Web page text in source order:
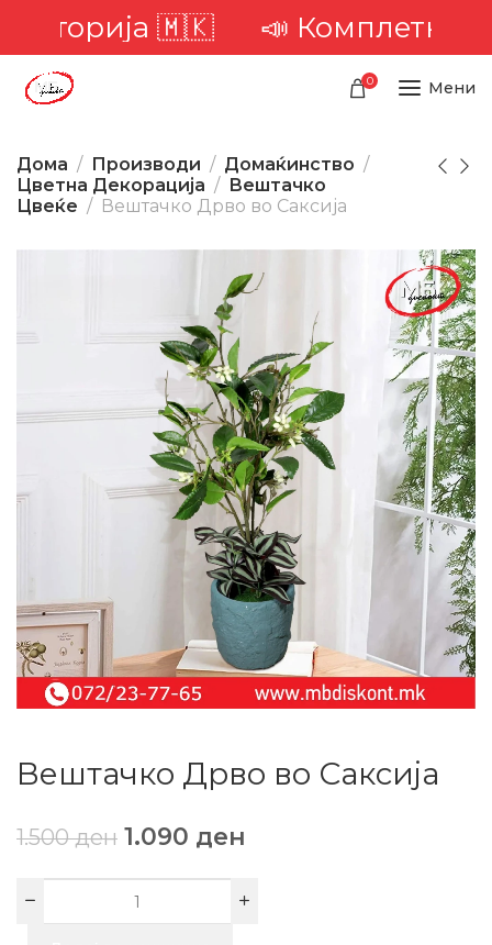
🇲🇰📣 Комплетна
0 Мени
Дома Производи
Домаќинство
Цветна Декорација
Вештачко
Цвеќе
Вештачко Дрво во Саксија
Вештачко Дрво во Саксија
1.500ден 1.090 ден